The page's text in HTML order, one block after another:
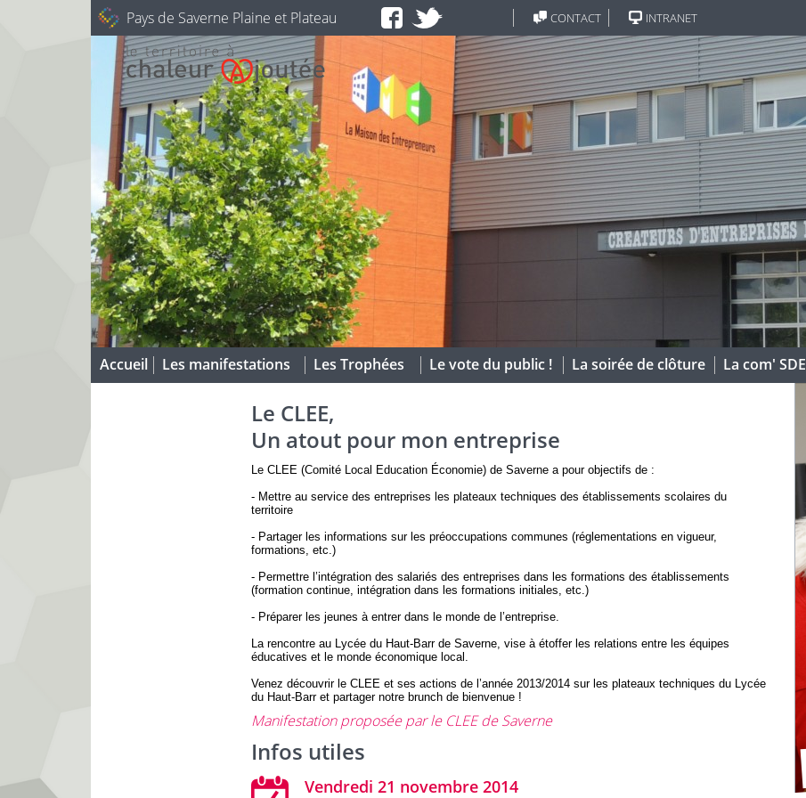
Pays de Saverne Plaine et Plateau CONTACT INTRANET
Les manifestations Les Trophées Le vote du public ! La soirée de clôture La com' SDE
Accueil
Le CLEE,
Un atout pour mon entreprise
Le CLEE (Comité Local Education Économie) de Saverne a pour objectifs de :
- Mettre au service des entreprises les plateaux techniques des établissements scolaires du
territoire
- Partager les informations sur les préoccupations communes (réglementations en vigueur,
formations, etc.)
- Permettre l’intégration des salariés des entreprises dans les formations des établissements
(formation continue, intégration dans les formations initiales, etc.)
- Préparer les jeunes à entrer dans le monde de l’entreprise.
La rencontre au Lycée du Haut-Barr de Saverne, vise à étoffer les relations entre les équipes
éducatives et le monde économique local.
Venez découvrir le CLEE et ses actions de l’année 2013/2014 sur les plateaux techniques du Lycée
du Haut-Barr et partager notre brunch de bienvenue !
Manifestation proposée par le CLEE de Saverne
Infos utiles
Vendredi 21 novembre 2014